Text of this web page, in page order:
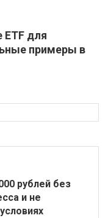
ETF для
примеры в
рублей без
и не